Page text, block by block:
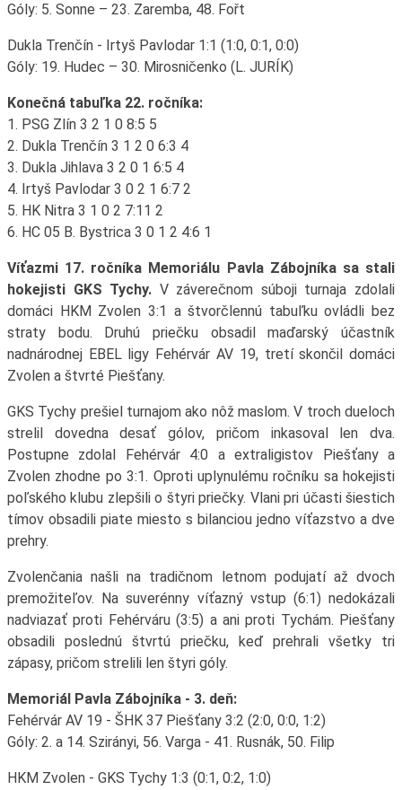
Góly: 5. Sonne – 23. Zaremba, 48. Fořt
Dukla Trenčín - Irtyš Pavlodar 1:1 (1:0, 0:1, 0:0)
Góly: 19. Hudec – 30. Mirosničenko (L. JURÍK)
Konečná tabuľka 22. ročníka:
1. PSG Zlín 3 2 1 0 8:5 5
2. Dukla Trenčín 3 1 2 0 6:3 4
3. Dukla Jihlava 3 2 0 1 6:5 4
4. Irtyš Pavlodar 3 0 2 1 6:7 2
5. HK Nitra 3 1 0 2 7:11 2
6. HC 05 B. Bystrica 3 0 1 2 4:6 1
Víťazmi 17. ročníka Memoriálu Pavla Zábojníka sa stali
hokejisti GKS Tychy. V záverečnom súboji turnaja zdolali
domáci HKM Zvolen 3:1 a štvorčlennú tabuľku ovládli bez
straty bodu. Druhú priečku obsadil maďarský účastník
nadnárodnej EBEL ligy Fehérvár AV 19, tretí skončil domáci
Zvolen a štvrté Piešťany.
GKS Tychy prešiel turnajom ako nôž maslom. V troch dueloch
strelil dovedna desať gólov, pričom inkasoval len dva.
Postupne zdolal Fehérvár 4:0 a extraligistov Piešťany a
Zvolen zhodne po 3:1. Oproti uplynulému ročníku sa hokejisti
poľského klubu zlepšili o štyri priečky. Vlani pri účasti šiestich
tímov obsadili piate miesto s bilanciou jedno víťazstvo a dve
prehry.
Zvolenčania našli na tradičnom letnom podujatí až dvoch
premožiteľov. Na suverénny víťazný vstup (6:1) nedokázali
nadviazať proti Fehérváru (3:5) a ani proti Tychám. Piešťany
obsadili poslednú štvrtú priečku, keď prehrali všetky tri
zápasy, pričom strelili len štyri góly.
Memoriál Pavla Zábojníka - 3. deň:
Fehérvár AV 19 - ŠHK 37 Piešťany 3:2 (2:0, 0:0, 1:2)
Góly: 2. a 14. Szirányi, 56. Varga - 41. Rusnák, 50. Filip
HKM Zvolen - GKS Tychy 1:3 (0:1, 0:2, 1:0)